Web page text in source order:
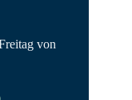
von